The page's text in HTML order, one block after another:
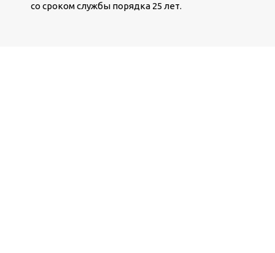
со сроком службы порядка 25 лет.